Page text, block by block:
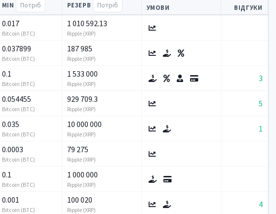
MIN РЕЗЕРВ УМОВИ ВІДГУКИ
0.017
Bitcoin (BTC)
1 010 592.13
Ripple (XRP)
0.037899
Bitcoin (BTC)
187 985
Ripple (XRP)
0.1
Bitcoin (BTC)
1 533 000
Ripple (XRP)
3
0.054455
Bitcoin (BTC)
929 709.3
Ripple (XRP)
5
0.035
Bitcoin (BTC)
10 000 000
Ripple (XRP)
1
0.0003
Bitcoin (BTC)
79 275
Ripple (XRP)
0.1
Bitcoin (BTC)
1 000 000
Ripple (XRP)
0.001
Bitcoin (BTC)
100 020
Ripple (XRP)
4